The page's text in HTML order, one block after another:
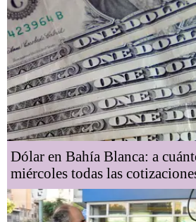
Dólar en Bahía Blanca: a
miércoles todas las